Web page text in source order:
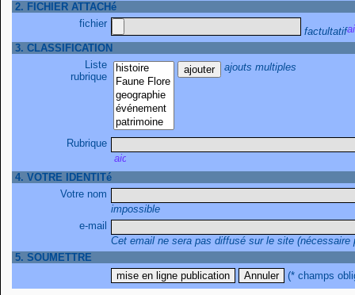
2. FICHIER ATTACHé
fichier
factultatif
3. CLASSIFICATION
Liste
rubrique
ajouts multiples
Rubrique
4. VOTRE IDENTITé
Votre nom
impossible
e-mail
Cet email ne sera pas diffusé sur le site
5. SOUMETTRE
(* champs